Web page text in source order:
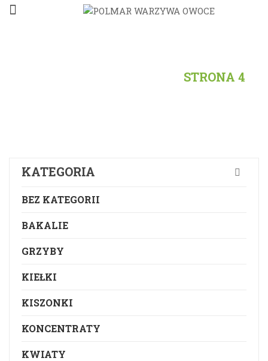
STRONA 4
KATEGORIA
BEZ KATEGORII
BAKALIE
GRZYBY
KIEŁKI
KISZONKI
KONCENTRATY
KWIATY